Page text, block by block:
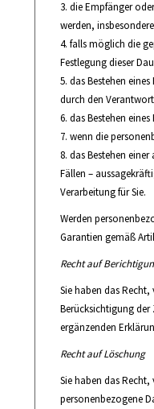
die Empfänger
werden,
falls möglich die
Festlegung dieser
das Bestehen
durch den
das Bestehen
wenn die
das Bestehen
Fällen –
Verarbeitung für Sie.
Werden
Garantien gemäß
Recht auf
Sie haben das
Berücksichtigung
ergänzenden
Recht auf Löschung
Sie haben das
personenbezogene